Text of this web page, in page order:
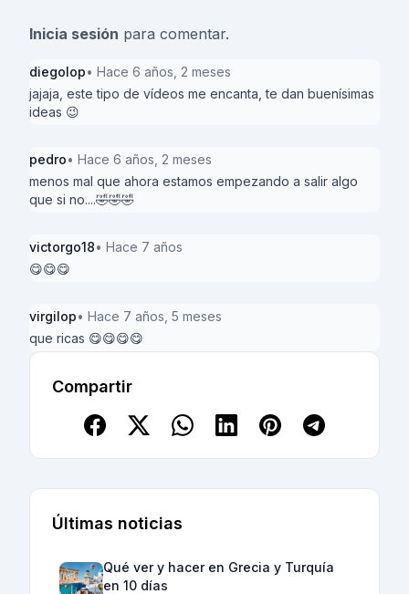
Inicia sesión para comentar.
diegolop• Hace 6 años, 2 meses
jajaja, este tipo de vídeos me encanta, te dan buenísimas
ideas 😉
pedro• Hace 6 años, 2 meses
menos mal que ahora estamos empezando a salir algo
que si no....🤣🤣🤣
victorgo18• Hace 7 años
😋😋😋
virgilop• Hace 7 años, 5 meses
que ricas 😋😋😋😋
Compartir
Últimas noticias
Qué ver y hacer en Grecia y Turquía
en 10 días